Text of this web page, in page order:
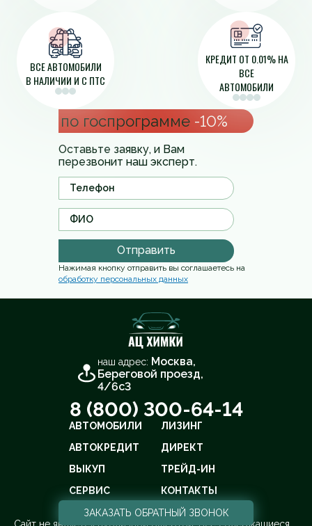
по госпрограмме -10%
Оставьте заявку, и Вам
перезвонит наш эксперт.
Отправить
Нажимая кнопку отправить вы соглашаетесь на
обработку персональных данных
ВСЕ АВТОМОБИЛИ
В НАЛИЧИИ И С ПТС
КРЕДИТ ОТ 0.01% НА
ВСЕ
АВТОМОБИЛИ
наш адрес: Москва,
Береговой проезд,
4/6с3
8 (800) 300-64-14
АВТОМОБИЛИ
ЛИЗИНГ
АВТОКРЕДИТ
ДИРЕКТ
ВЫКУП
ТРЕЙД-ИН
СЕРВИС
КОНТАКТЫ
ЗАКАЗАТЬ ОБРАТНЫЙ ЗВОНОК